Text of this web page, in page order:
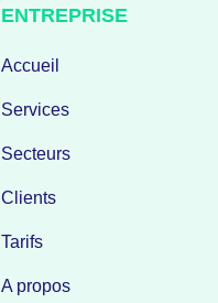
ENTREPRISE
Accueil
Services
Secteurs
Clients
Tarifs
A propos